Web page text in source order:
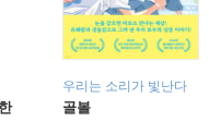
우리는 소리가 빛난다
골볼